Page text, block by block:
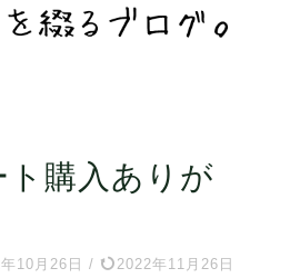
購入ありが
10月26日 / 2022年11月26日